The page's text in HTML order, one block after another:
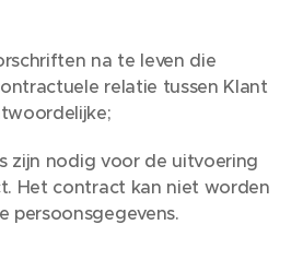
na te leven die
relatie tussen Klant
zijn nodig voor de uitvoering
Het contract kan niet worden
persoonsgegevens.